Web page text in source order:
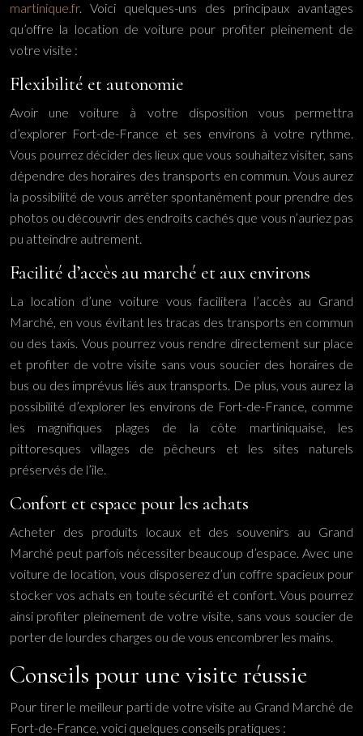
martinique.fr. Voici quelques-uns des principaux avantages
qu’offre la location de voiture pour profiter pleinement de
votre visite :
Flexibilité et autonomie
Avoir une voiture à votre disposition vous permettra
d’explorer Fort-de-France et ses environs à votre rythme.
Vous pourrez décider des lieux que vous souhaitez visiter, sans
dépendre des horaires des transports en commun. Vous aurez
la possibilité de vous arrêter spontanément pour prendre des
photos ou découvrir des endroits cachés que vous n’auriez pas
pu atteindre autrement.
Facilité d’accès au marché et aux environs
La location d’une voiture vous facilitera l’accès au Grand
Marché, en vous évitant les tracas des transports en commun
ou des taxis. Vous pourrez vous rendre directement sur place
et profiter de votre visite sans vous soucier des horaires de
bus ou des imprévus liés aux transports. De plus, vous aurez la
possibilité d’explorer les environs de Fort-de-France, comme
les magnifiques plages de la côte martiniquaise, les
pittoresques villages de pêcheurs et les sites naturels
préservés de l’île.
Confort et espace pour les achats
Acheter des produits locaux et des souvenirs au Grand
Marché peut parfois nécessiter beaucoup d’espace. Avec une
voiture de location, vous disposerez d’un coffre spacieux pour
stocker vos achats en toute sécurité et confort. Vous pourrez
ainsi profiter pleinement de votre visite, sans vous soucier de
porter de lourdes charges ou de vous encombrer les mains.
Conseils pour une visite réussie
Pour tirer le meilleur parti de votre visite au Grand Marché de
Fort-de-France, voici quelques conseils pratiques :